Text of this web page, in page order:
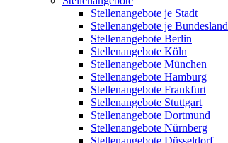
Stellenangebote je Stadt
Stellenangebote je Bundesland
Stellenangebote Berlin
Stellenangebote Köln
Stellenangebote München
Stellenangebote Hamburg
Stellenangebote Frankfurt
Stellenangebote Stuttgart
Stellenangebote Dortmund
Stellenangebote Nürnberg
Stellenangebote Düsseldorf